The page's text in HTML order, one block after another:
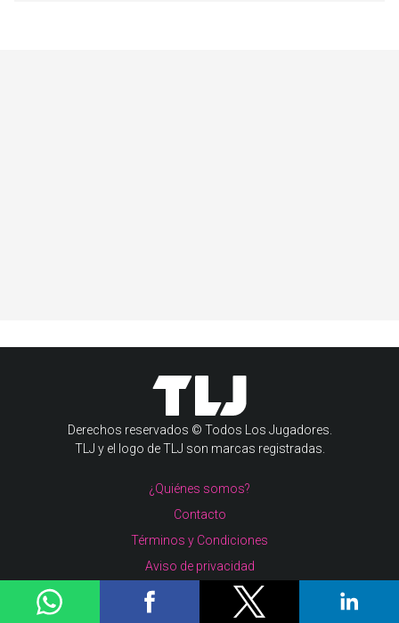
Derechos reservados © Todos Los Jugadores.
TLJ y el logo de TLJ son marcas registradas.
¿Quiénes somos?
Contacto
Términos y Condiciones
Aviso de privacidad
Tu Cochinito
Viviendo en Casa